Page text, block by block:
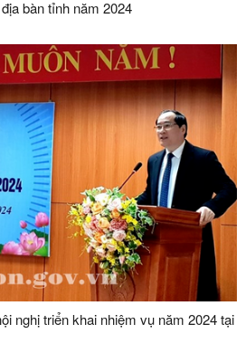
bàn tỉnh năm 2024
nghị triển khai nhiệm vụ năm 2024 tại